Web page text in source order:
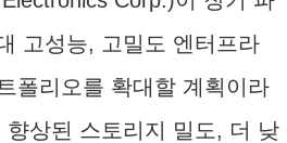
고성능, 고밀도 엔터프라
폴리오를 확대할 계획이라
향상된 스토리지 밀도, 더 낮